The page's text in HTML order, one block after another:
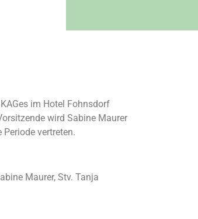
im Hotel Fohnsdorf
wird Sabine Maurer
vertreten.
Maurer, Stv. Tanja